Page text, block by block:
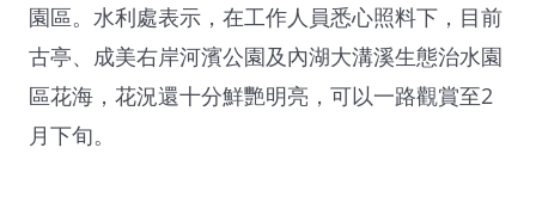
園區。水利處表示，在工作人員悉心照料下，目前
古亭、成美右岸河濱公園及內湖大溝溪生態治水園
區花海，花況還十分鮮艷明亮，可以一路觀賞至2
月下旬。